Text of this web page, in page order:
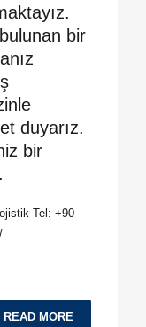
bulunan bir
duyarız.
bir
Tel: +90
READ MORE